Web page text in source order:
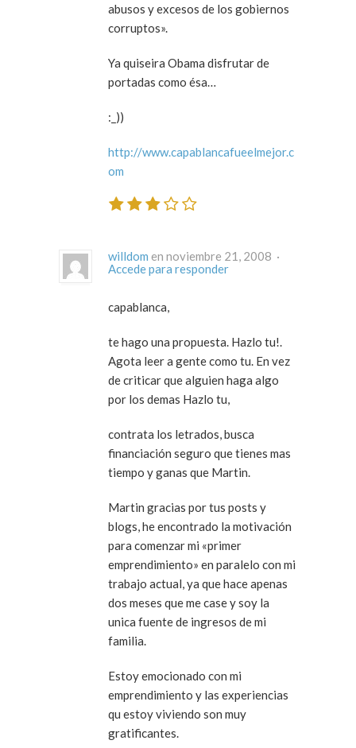
abusos y excesos de los gobiernos
corruptos».
Ya quiseira Obama disfrutar de
portadas como ésa…
:_))
http://www.capablancafueelmejor.c
om
willdom
en noviembre 21, 2008 ·
Accede para responder
capablanca,
te hago una propuesta. Hazlo tu!.
Agota leer a gente como tu. En vez
de criticar que alguien haga algo
por los demas Hazlo tu,
contrata los letrados, busca
financiación seguro que tienes mas
tiempo y ganas que Martin.
Martin gracias por tus posts y
blogs, he encontrado la motivación
para comenzar mi «primer
emprendimiento» en paralelo con mi
trabajo actual, ya que hace apenas
dos meses que me case y soy la
unica fuente de ingresos de mi
familia.
Estoy emocionado con mi
emprendimiento y las experiencias
qu estoy viviendo son muy
gratificantes.